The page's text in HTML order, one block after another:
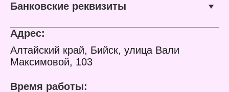
Банковские реквизиты
Адрес:
Алтайский край, Бийск, улица Вали
Максимовой, 103
Время работы: